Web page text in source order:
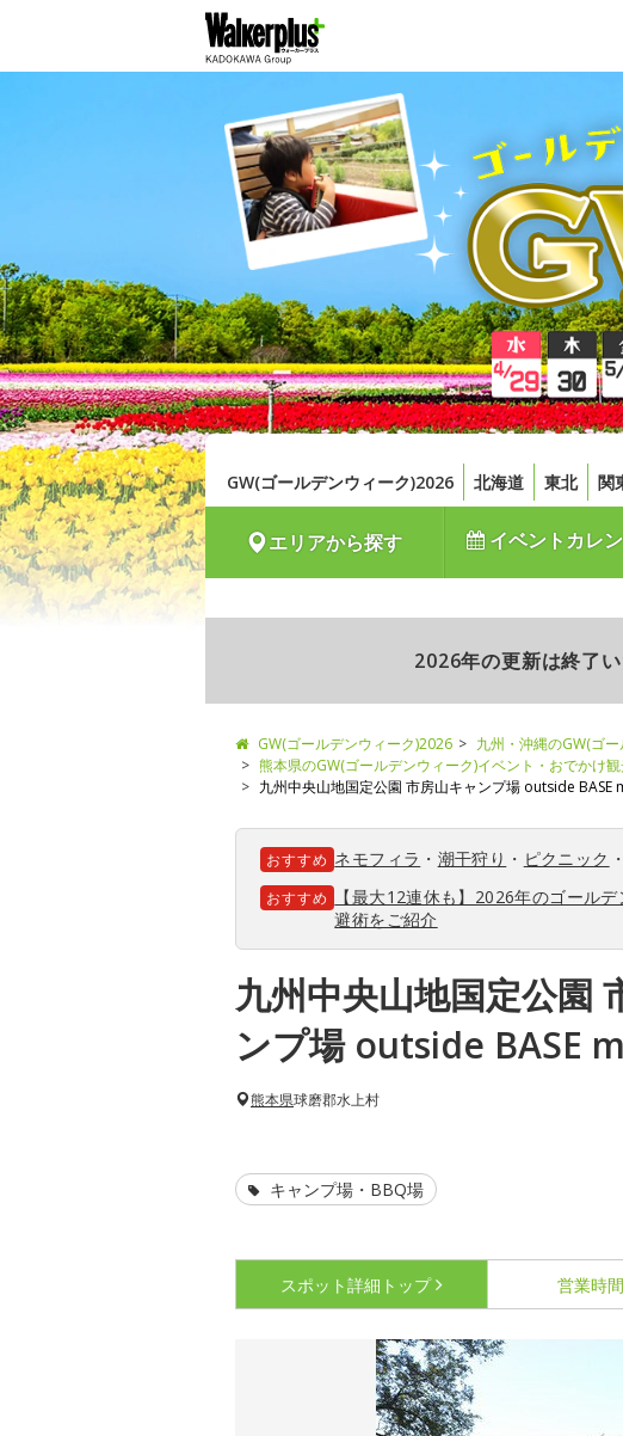
GW(ゴールデンウィーク)2026 北海道 東北 関
エリアから探す イベントカレ
2026年の更新は終了
GW(ゴールデンウィーク)2026
九州・沖縄のGW(ゴ
熊本県のGW(ゴールデンウィーク)イベント・おでかけ観
九州中央山地国定公園 市房山キャンプ場 outside BASE
おすすめ ネモフィラ ・ 潮干狩り ・ ピクニック ・
おすすめ
【最大12連休も】2026年のゴール
避術をご紹介
九州中央山地国定公園
ンプ場 outside BASE
熊本県球磨郡水上村
キャンプ場・BBQ場
スポット詳細 トップ 営業時